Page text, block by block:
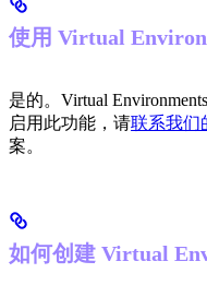
使用 Virtual
是的。Virtual
启用此功能，请联系我们
案。
如何创建 Virtual